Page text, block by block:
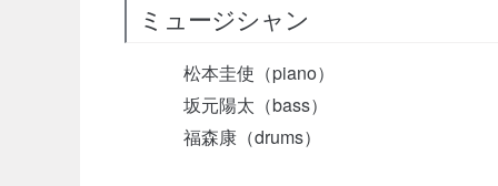
ミュージシャン
松本圭使（piano）
坂元陽太（bass）
福森康（drums）